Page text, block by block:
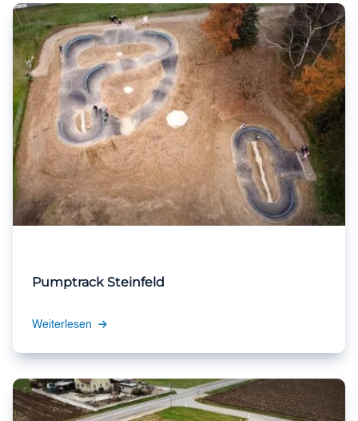
Pumptrack Steinfeld
Weiterlesen